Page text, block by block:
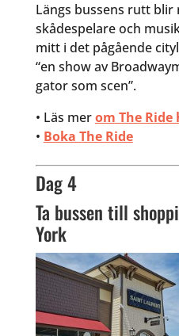
Längs bussens rutt blir
skådespelare och
mitt i det pågående
“en show av
gator som scen”.
• Läs merom The Ride
• Boka The Ride
Dag 4
Ta bussen till
York